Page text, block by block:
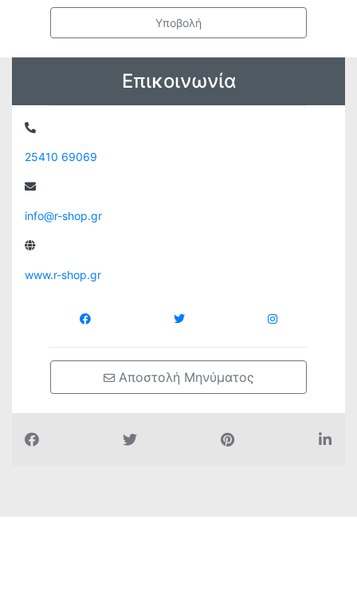
Υποβολή
Επικοινωνία
25410 69069
info@r-shop.gr
www.r-shop.gr
Αποστολή Μηνύματος